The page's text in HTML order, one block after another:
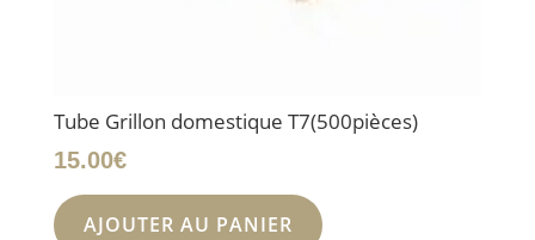
Tube Grillon domestique T7(500pièces)
15.00€
AJOUTER AU PANIER